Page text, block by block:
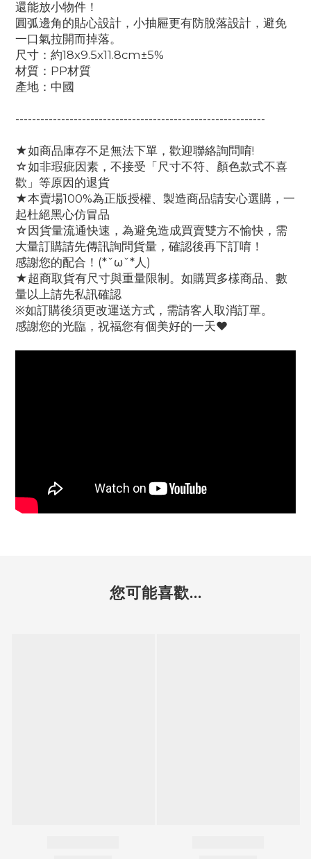
還能放小物件！
圓弧邊角的貼心設計，小抽屜更有防脫落設計，避免
一口氣拉開而掉落。
尺寸： 約18x9.5x11.8cm±5%
材質：PP材質
產地：中國
------------------------------------------------------------
★如商品庫存不足無法下單，歡迎聯絡詢問唷!
☆如非瑕疵因素，不接受「尺寸不符、顏色款式不喜
歡」等原因的退貨
★本賣場100%為正版授權、製造商品!請安心選購，一
起杜絕黑心仿冒品
☆因貨量流通快速，為避免造成買賣雙方不愉快，需
大量訂購請先傳訊詢問貨量，確認後再下訂唷！
感謝您的配合！(*ˇωˇ*人)
★超商取貨有尺寸與重量限制。如購買多樣商品、數
量以上請先私訊確認
※如訂購後須更改運送方式，需請客人取消訂單。
感謝您的光臨，祝福您有個美好的一天♥
您可能喜歡...